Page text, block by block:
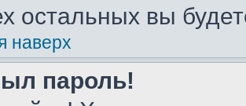
остальных вы
наверх
пароль!